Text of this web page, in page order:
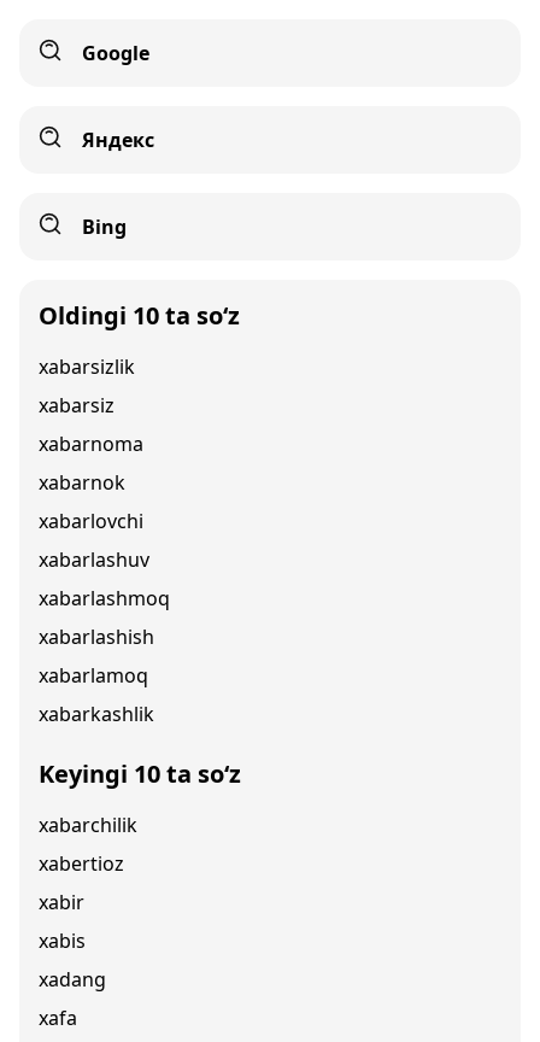
Google
Яндекс
Bing
Oldingi 10 ta so‘z
xabarsizlik
xabarsiz
xabarnoma
xabarnok
xabarlovchi
xabarlashuv
xabarlashmoq
xabarlashish
xabarlamoq
xabarkashlik
Keyingi 10 ta so‘z
xabarchilik
xabertioz
xabir
xabis
xadang
xafa